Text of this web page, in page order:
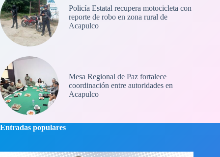
Policía Estatal recupera motocicleta con
reporte de robo en zona rural de
Acapulco
Mesa Regional de Paz fortalece
coordinación entre autoridades en
Acapulco
Entradas populares